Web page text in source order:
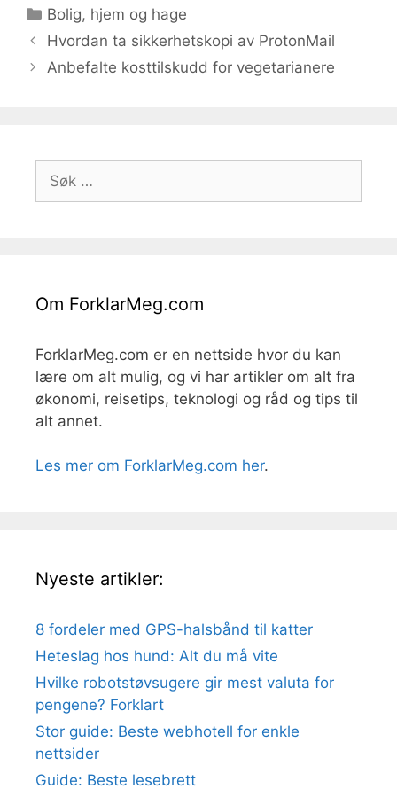
Kategorier
Bolig, hjem og hage
Hvordan ta sikkerhetskopi av ProtonMail
Anbefalte kosttilskudd for vegetarianere
etter:
Om ForklarMeg.com
ForklarMeg.com er en nettside hvor du kan
lære om alt mulig, og vi har artikler om alt fra
økonomi, reisetips, teknologi og råd og tips til
alt annet.
Les mer om ForklarMeg.com her.
Nyeste artikler:
8 fordeler med GPS-halsbånd til katter
Heteslag hos hund: Alt du må vite
Hvilke robotstøvsugere gir mest valuta for
pengene? Forklart
Stor guide: Beste webhotell for enkle
nettsider
Guide: Beste lesebrett